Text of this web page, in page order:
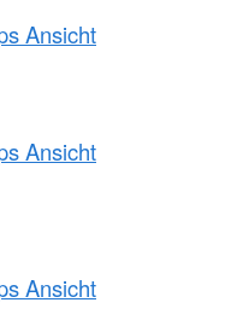
Ansicht
Ansicht
Ansicht